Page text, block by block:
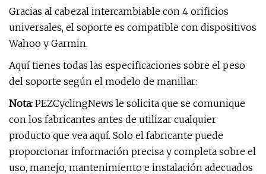
Gracias al cabezal intercambiable con 4 orificios
universales, el soporte es compatible con dispositivos
Wahoo y Garmin.
Aquí tienes todas las especificaciones sobre el peso
del soporte según el modelo de manillar:
Nota: PEZCyclingNews le solicita que se comunique
con los fabricantes antes de utilizar cualquier
producto que vea aquí. Solo el fabricante puede
proporcionar información precisa y completa sobre el
uso, manejo, mantenimiento e instalación adecuados